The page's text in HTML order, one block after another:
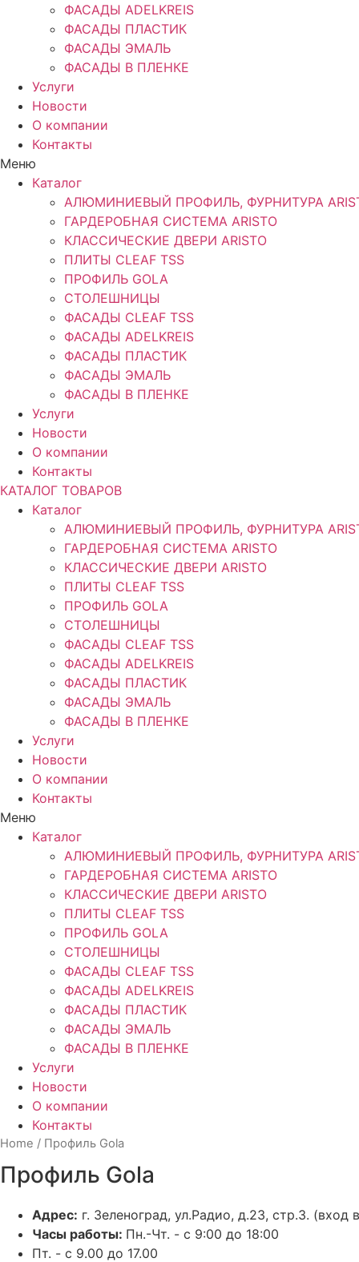
ФАСАДЫ ADELKREIS
ФАСАДЫ ПЛАСТИК
ФАСАДЫ ЭМАЛЬ
ФАСАДЫ В ПЛЕНКЕ
Услуги
Новости
О компании
Контакты
Меню
Каталог
АЛЮМИНИЕВЫЙ ПРОФИЛЬ, ФУРНИТУРА
ГАРДЕРОБНАЯ СИСТЕМА ARISTO
КЛАССИЧЕСКИЕ ДВЕРИ ARISTO
ПЛИТЫ CLEAF TSS
ПРОФИЛЬ GOLA
СТОЛЕШНИЦЫ
ФАСАДЫ CLEAF TSS
ФАСАДЫ ADELKREIS
ФАСАДЫ ПЛАСТИК
ФАСАДЫ ЭМАЛЬ
ФАСАДЫ В ПЛЕНКЕ
Услуги
Новости
О компании
Контакты
КАТАЛОГ ТОВАРОВ
Каталог
АЛЮМИНИЕВЫЙ ПРОФИЛЬ, ФУРНИТУРА
ГАРДЕРОБНАЯ СИСТЕМА ARISTO
КЛАССИЧЕСКИЕ ДВЕРИ ARISTO
ПЛИТЫ CLEAF TSS
ПРОФИЛЬ GOLA
СТОЛЕШНИЦЫ
ФАСАДЫ CLEAF TSS
ФАСАДЫ ADELKREIS
ФАСАДЫ ПЛАСТИК
ФАСАДЫ ЭМАЛЬ
ФАСАДЫ В ПЛЕНКЕ
Услуги
Новости
О компании
Контакты
Меню
Каталог
АЛЮМИНИЕВЫЙ ПРОФИЛЬ, ФУРНИТУРА
ГАРДЕРОБНАЯ СИСТЕМА ARISTO
КЛАССИЧЕСКИЕ ДВЕРИ ARISTO
ПЛИТЫ CLEAF TSS
ПРОФИЛЬ GOLA
СТОЛЕШНИЦЫ
ФАСАДЫ CLEAF TSS
ФАСАДЫ ADELKREIS
ФАСАДЫ ПЛАСТИК
ФАСАДЫ ЭМАЛЬ
ФАСАДЫ В ПЛЕНКЕ
Услуги
Новости
О компании
Контакты
Home / Профиль Gola
Профиль Gola
Адрес: г. Зеленоград, ул.Радио, д.23, стр.3.
Часы работы: Пн.-Чт. - с 9:00 до 18:00
Пт. - с 9.00 до 17.00